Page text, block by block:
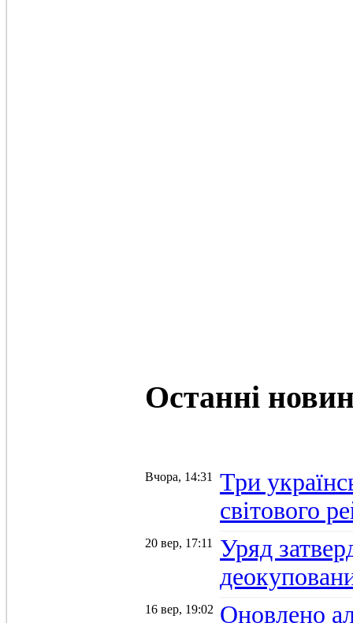
Останні
Вчора, 14:31
Три
світового
20 вер, 17:11
Уряд
16 вер, 19:02 Оновлено